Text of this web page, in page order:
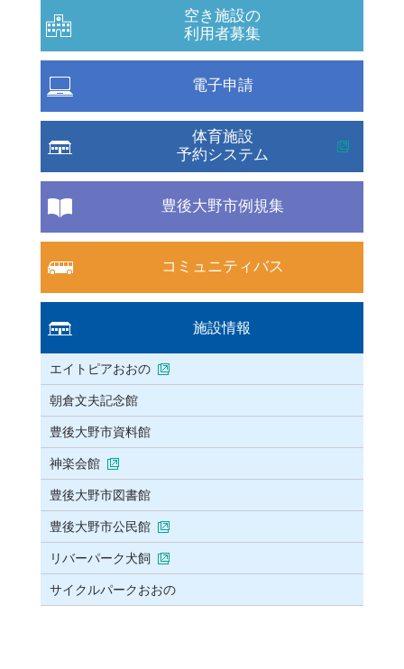
空き施設の
利用者募集
電子申請
体育施設
予約システム
豊後大野市例規集
コミュニティバス
施設情報
エイトピアおおの
朝倉文夫記念館
豊後大野市資料館
神楽会館
豊後大野市図書館
豊後大野市公民館
リバーパーク犬飼
サイクルパークおおの